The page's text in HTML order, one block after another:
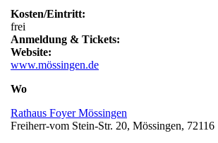
Kosten/Eintritt:
frei
Anmeldung & Tickets:
Website:
www.mössingen.de
Wo
Rathaus Foyer Mössingen
Freiherr-vom Stein-Str. 20, Mössingen, 72116